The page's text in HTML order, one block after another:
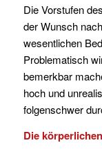
Die Vorstufen
der Wunsch
wesentlichen
Problematisch
bemerkbar
hoch und
folgenschwer
Die